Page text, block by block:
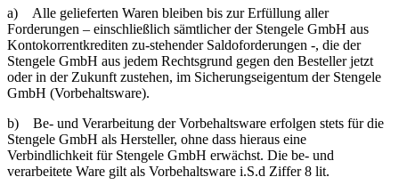
a) Alle gelieferten Waren bleiben bis zur Erfüllung aller
Forderungen – einschließlich sämtlicher der Stengele GmbH aus
Kontokorrentkrediten zu-stehender Saldoforderungen -, die der
Stengele GmbH aus jedem Rechtsgrund gegen den Besteller jetzt
oder in der Zukunft zustehen, im Sicherungseigentum der Stengele
GmbH (Vorbehaltsware).
b) Be- und Verarbeitung der Vorbehaltsware erfolgen stets für die
Stengele GmbH als Hersteller, ohne dass hieraus eine
Verbindlichkeit für Stengele GmbH erwächst. Die be- und
verarbeitete Ware gilt als Vorbehaltsware i.S.d Ziffer 8 lit.